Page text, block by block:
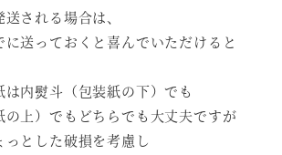
される場合は、
送っておくと喜んでいただけると
内熨斗（包装紙の下）でも
の上）でもどちらでも大丈夫ですが
とした破損を考慮し